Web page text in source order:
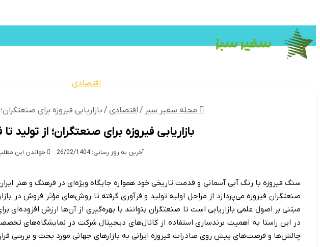
گردشگری و اقامتیاقتصادیپزشکی
مجله سفیر سبز /اقتصادی / بازاریابی فیروزه برای
بازاریابی فیروزه برای صنعتگران؛ از
آخرین به روز رسانی: 26/02/1404 خواندن این مطلب 7 دقیقه زمان
سنگ فیروزه با رنگ آبی آسمانی و قدمت تاریخی خود همواره جایگاه ویژه‌ای در فرهنگ و هنر
صنعتگران فیروزه می‌پردازد از مراحل اولیه تولید و فرآوری گرفته تا روش‌های مؤثر فروش در
مبتنی بر اصول علمی بازاریابی است تا صنعتگران بتوانند با بهره‌گیری از آن‌ها ارزش
در این راستا به اهمیت برندسازی استفاده از کانال‌های دیجیتال شرکت در نمایشگاه‌های
چالش‌ها و فرصت‌های پیش روی صادرات فیروزه ایرانی به بازارهای جهانی مورد بحث و بررسی